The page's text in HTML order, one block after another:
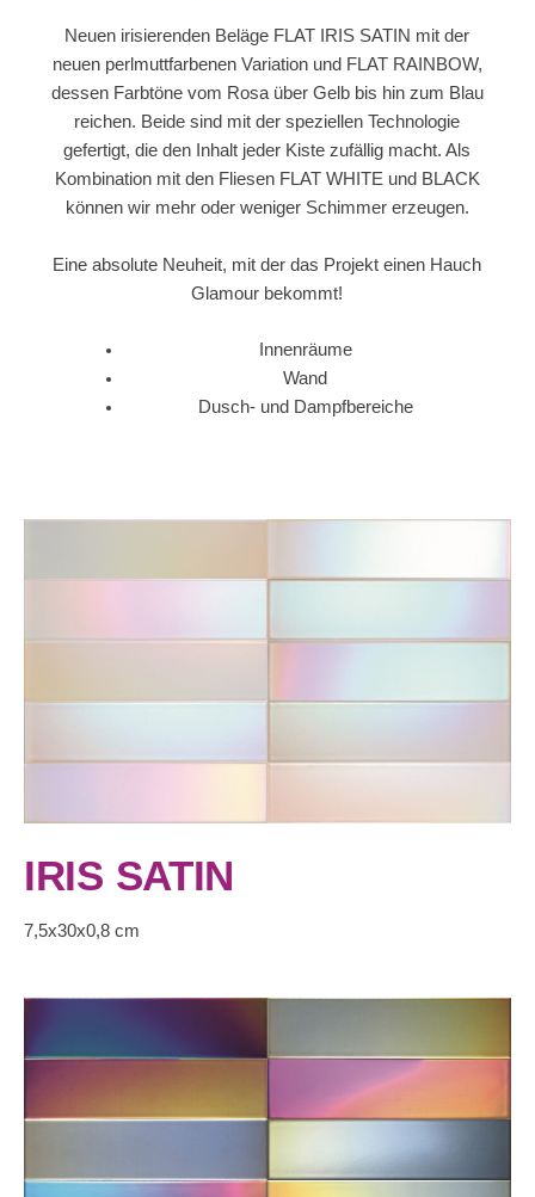
Neuen irisierenden Beläge FLAT IRIS SATIN mit der
neuen perlmuttfarbenen Variation und FLAT RAINBOW,
dessen Farbtöne vom Rosa über Gelb bis hin zum Blau
reichen. Beide sind mit der speziellen Technologie
gefertigt, die den Inhalt jeder Kiste zufällig macht. Als
Kombination mit den Fliesen FLAT WHITE und BLACK
können wir mehr oder weniger Schimmer erzeugen.
Eine absolute Neuheit, mit der das Projekt einen Hauch
Glamour bekommt!
Innenräume
Wand
Dusch- und Dampfbereiche
IRIS SATIN
7,5x30x0,8 cm